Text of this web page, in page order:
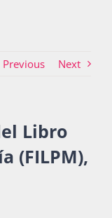
Previous Next
Libro
(FILPM),